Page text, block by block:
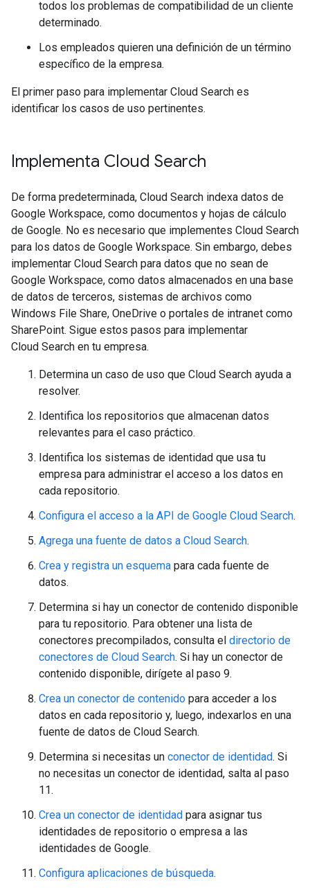
todos los problemas de compatibilidad de un cliente
determinado.
Los empleados quieren una definición de un término
específico de la empresa.
El primer paso para implementar Cloud Search es
identificar los casos de uso pertinentes.
Implementa Cloud Search
De forma predeterminada, Cloud Search indexa datos de
Google Workspace, como documentos y hojas de cálculo
de Google. No es necesario que implementes Cloud Search
para los datos de Google Workspace. Sin embargo, debes
implementar Cloud Search para datos que no sean de
Google Workspace, como datos almacenados en una base
de datos de terceros, sistemas de archivos como
Windows File Share, OneDrive o portales de intranet como
SharePoint. Sigue estos pasos para implementar
Cloud Search en tu empresa.
Determina un caso de uso que Cloud Search ayuda a
resolver.
Identifica los repositorios que almacenan datos
relevantes para el caso práctico.
Identifica los sistemas de identidad que usa tu
empresa para administrar el acceso a los datos en
cada repositorio.
Configura el acceso a la API de Google Cloud Search.
Agrega una fuente de datos a Cloud Search.
Crea y registra un esquema para cada fuente de
datos.
Determina si hay un conector de contenido disponible
para tu repositorio. Para obtener una lista de
conectores precompilados, consulta el directorio de
conectores de Cloud Search. Si hay un conector de
contenido disponible, dirígete al paso 9.
Crea un conector de contenido para acceder a los
datos en cada repositorio y, luego, indexarlos en una
fuente de datos de Cloud Search.
Determina si necesitas un conector de identidad. Si
no necesitas un conector de identidad, salta al paso
11.
Crea un conector de identidad para asignar tus
identidades de repositorio o empresa a las
identidades de Google.
Configura aplicaciones de búsqueda.